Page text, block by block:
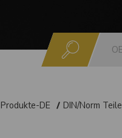
Produkte-DE DIN/Norm Teile